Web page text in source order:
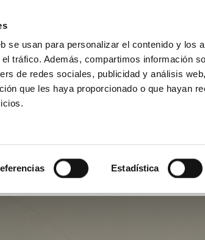
se usan para personalizar el contenido y los
tráfico. Además, compartimos información
de redes sociales, publicidad y análisis
que les haya proporcionado o que hayan
Estadística
FUNDAZIOA BIDELAGUN FUNDAZIOA
la
vasca